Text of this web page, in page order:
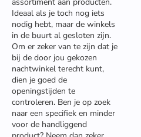
Ideaal als je toch nog iets
nodig hebt, maar de winkels
in de buurt al gesloten zijn.
Om er zeker van te zijn dat je
bij de door jou gekozen
nachtwinkel terecht kunt,
dien je goed de
openingstijden te
controleren. Ben je op zoek
naar een specifiek en minder
voor de handliggend